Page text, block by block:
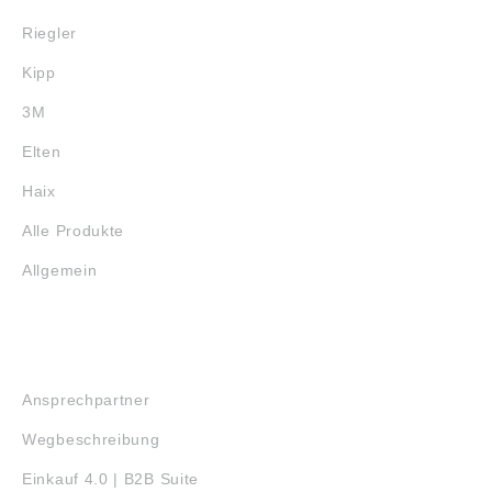
Riegler
Kipp
3M
Elten
Haix
Alle Produkte
Allgemein
Ansprechpartner
Wegbeschreibung
Einkauf 4.0 | B2B Suite